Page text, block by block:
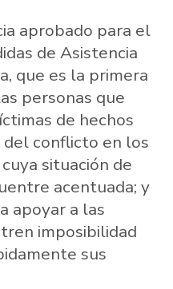
aprobado para el
de Asistencia
que es la primera
personas que
de hechos
conflicto en los
situación de
acentuada; y
apoyar a las
imposibilidad
sus